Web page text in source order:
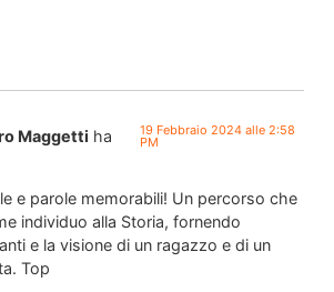
Maggetti ha
19 Febbraio 2024 alle 2:58
PM
e parole memorabili! Un percorso che
individuo alla Storia, fornendo
e la visione di un ragazzo e di un
Top